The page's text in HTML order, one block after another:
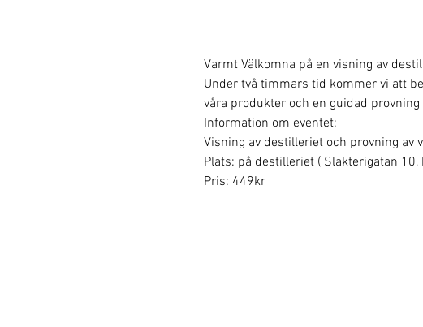
Varmt Välkomna på en visning av
Under två timmars tid kommer vi att
våra produkter och en guidad
Information om eventet:
Visning av destilleriet och provning av
Plats: på destilleriet ( Slakterigatan 10,
Pris: 449kr